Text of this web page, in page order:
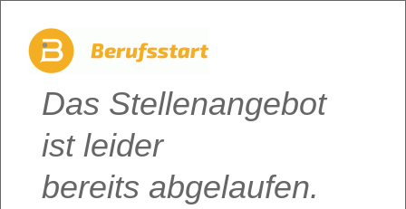
Das Stellenangebot
ist leider
bereits abgelaufen.